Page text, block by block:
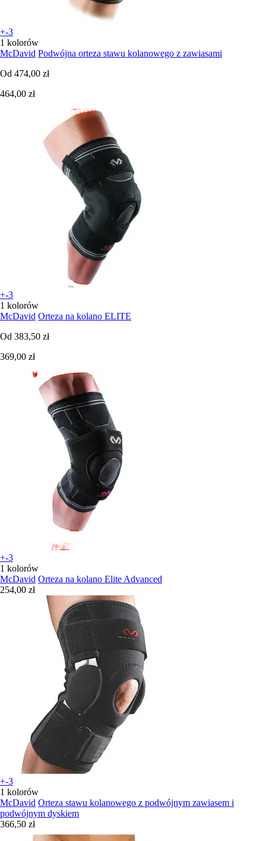
+-3
1 kolorów
McDavid Podwójna orteza stawu kolanowego z zawiasami
Od 474,00 zł
464,00 zł
+-3
1 kolorów
McDavid Orteza na kolano ELITE
Od 383,50 zł
369,00 zł
+-3
1 kolorów
McDavid Orteza na kolano Elite Advanced
254,00 zł
+-3
1 kolorów
McDavid Orteza stawu kolanowego z podwójnym zawiasem i
podwójnym dyskiem
366,50 zł